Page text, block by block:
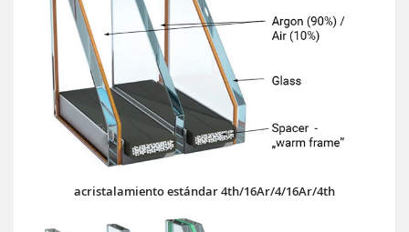
acristalamiento estándar 4th/16Ar/4/16Ar/4th